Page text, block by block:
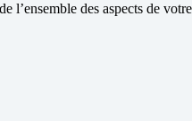
l’ensemble des aspects de